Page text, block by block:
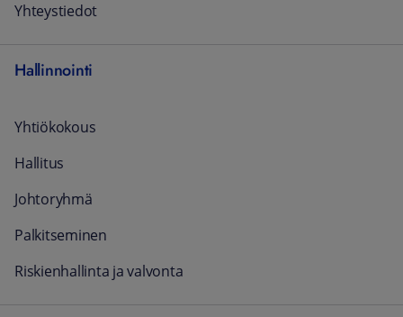
Yhteystiedot
Hallinnointi
Yhtiökokous
Hallitus
Johtoryhmä
Palkitseminen
Riskienhallinta ja valvonta